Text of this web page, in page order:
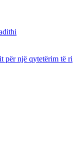
për një qytetërim të ri